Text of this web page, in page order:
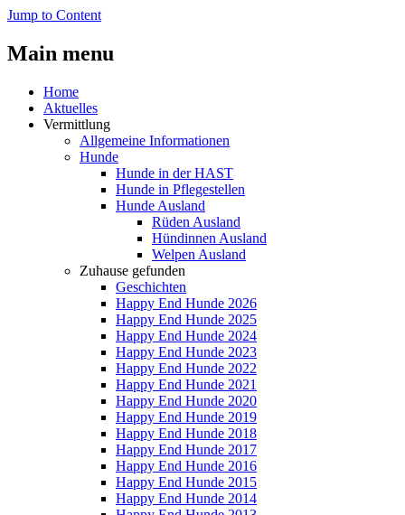
Jump to Content
Main menu
Home
Aktuelles
Vermittlung
Allgemeine Informationen
Hunde
Hunde in der HAST
Hunde in Pflegestellen
Hunde Ausland
Rüden Ausland
Hündinnen Ausland
Welpen Ausland
Zuhause gefunden
Geschichten
Happy End Hunde 2026
Happy End Hunde 2025
Happy End Hunde 2024
Happy End Hunde 2023
Happy End Hunde 2022
Happy End Hunde 2021
Happy End Hunde 2020
Happy End Hunde 2019
Happy End Hunde 2018
Happy End Hunde 2017
Happy End Hunde 2016
Happy End Hunde 2015
Happy End Hunde 2014